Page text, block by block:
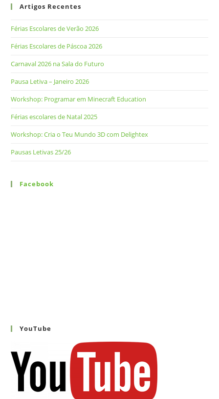
Artigos Recentes
Férias Escolares de Verão 2026
Férias Escolares de Páscoa 2026
Carnaval 2026 na Sala do Futuro
Pausa Letiva – Janeiro 2026
Workshop: Programar em Minecraft Education
Férias escolares de Natal 2025
Workshop: Cria o Teu Mundo 3D com Delightex
Pausas Letivas 25/26
Facebook
YouTube